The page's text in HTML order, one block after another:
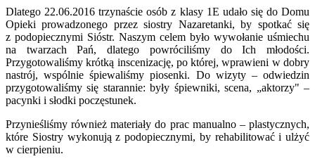
Dlatego 22.06.2016 trzynaście osób z klasy 1E udało się do Domu
Opieki prowadzonego przez siostry Nazaretanki, by spotkać się
z podopiecznymi Sióstr. Naszym celem było wywołanie uśmiechu
na twarzach Pań, dlatego powróciliśmy do Ich młodości.
Przygotowaliśmy krótką inscenizację, po której, wprawieni w dobry
nastrój, wspólnie śpiewaliśmy piosenki. Do wizyty – odwiedzin
przygotowaliśmy się starannie: były śpiewniki, scena, „aktorzy" –
pacynki i słodki poczęstunek.
Przynieśliśmy również materiały do prac manualno – plastycznych,
które Siostry wykonują z podopiecznymi, by rehabilitować i ulżyć
w cierpieniu.